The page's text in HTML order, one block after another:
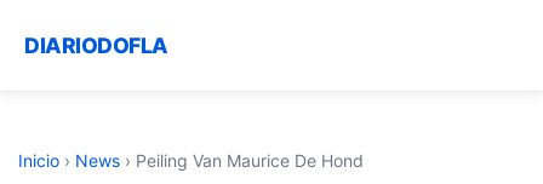
DIARIODOFLA
Inicio › News › Peiling Van Maurice De Hond